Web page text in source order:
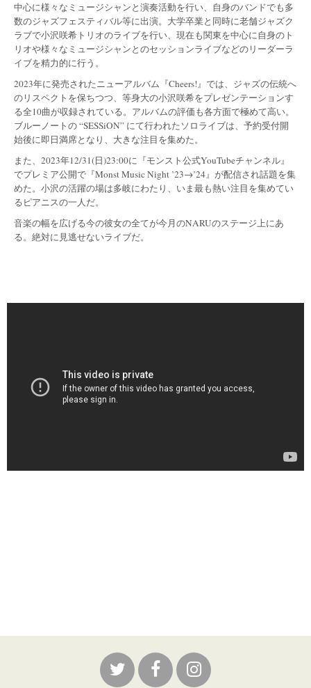
中心に様々なミュージシャンと演奏活動を行い、自身のバンドでも多
数のジャズフェスティバル等に出演。大学卒業と同時に老舗ジャズク
ラブで小沢咲希トリオのライブを行い、現在も関東を中心に自身のト
リオや様々なミュージシャンとのセッションライブなどのリーダーラ
イブを精力的に行う。
2023年に発売されたニューアルバム『Cheers!』では、ジャズの伝統へ
のリスペクトを保ちつつ、等身大の小沢咲希をプレゼンテーションす
る全10曲が収録されている。アルバムの評価も各方面で極めて高い。
ブルーノートの “SESSiON” にて行われたソロライブは、予約受付開
始後に即日満席となり、大きな注目を集めた。
また、2023年12/31(日)23:00に『モンスト公式YouTubeチャンネル』
でプレミア公開で『Monst Music Night ’23→’24』が配信され話題を集
めた。小沢の活躍の場は多岐にわたり、 いま最も熱い注目を集めてい
るピアニスの一人だ。
音楽の幅を広げる今の彼女の全てが今月のNARUのステージ上にあ
る。絶対に見逃せないライブだ。